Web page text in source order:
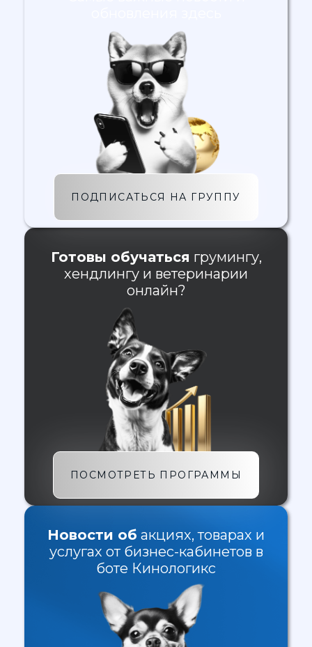
ПОДПИСАТЬСЯ НА ГРУППУ
Готовы обучаться грумингу,
хендлингу и ветеринарии
онлайн?
ПОСМОТРЕТЬ ПРОГРАММЫ
Новости об акциях, товарах и
услугах от бизнес-кабинетов в
боте Кинологикс